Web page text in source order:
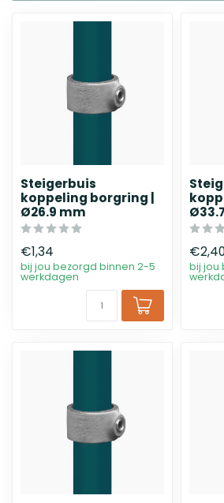
Steigerbuis
koppeling borgring |
Ø26.9 mm
€1,34
bij jou bezorgd binnen 2-5
werkdagen
bij jou